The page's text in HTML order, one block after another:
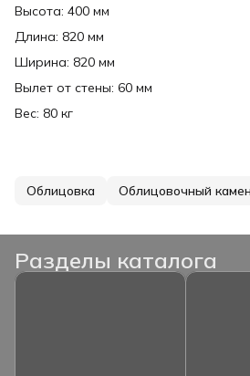
Высота: 400 мм
Длина: 820 мм
Ширина: 820 мм
Вылет от стены: 60 мм
Вес: 80 кг
Облицовка Облицовочный
Разделы каталога